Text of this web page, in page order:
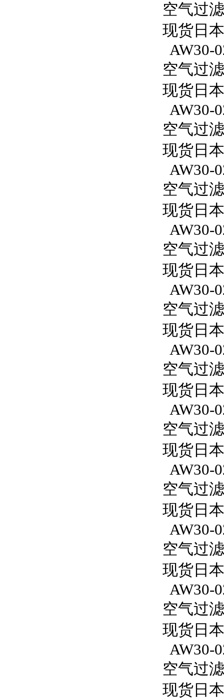
空气过
现货日
AW30-
空气过
现货日
AW30-
空气过
现货日
AW30-
空气过
现货日
AW30-
空气过
现货日
AW30-
空气过
现货日
AW30-
空气过
现货日
AW30-
空气过
现货日
AW30-
空气过
现货日
AW30-
空气过
现货日
AW30-
空气过
现货日
AW30-
空气过
现货日